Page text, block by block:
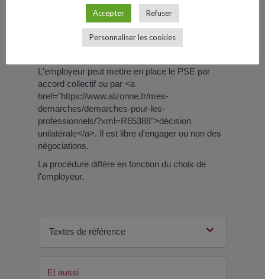
la procédure de PSE ?
Peut-on contester le PSE ?
L'employeur peut mettre en place le PSE par
accord collectif ou par <a
href="https://www.alzonne.fr/mes-
demarches/demarches-pour-les-
professionnels/?xml=R65388">décision
unilatérale</a>. Il est libre d'engager ou non des
négociations.
La procédure diffère en fonction du choix de
l'employeur.
Textes de référence
Et aussi
Accepter Refuser
Personnaliser les cookies